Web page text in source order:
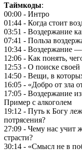
Таймкоды:
00:00 - Интро
01:44 - Когда стоит
03:51 - Воздержание
07:41 - Польза
10:34 - Воздержание —
12:06 - Как понять,
12:53 - О поиске
14:50 - Вещи, в
16:05 - «Добро от зла
17:05 - Воздержание
Пример с алкоголем
19:12 - Путь к Богу
потрясения?
27:09 - Чему нас учит
страсти?
30:14 - «Смысл не в